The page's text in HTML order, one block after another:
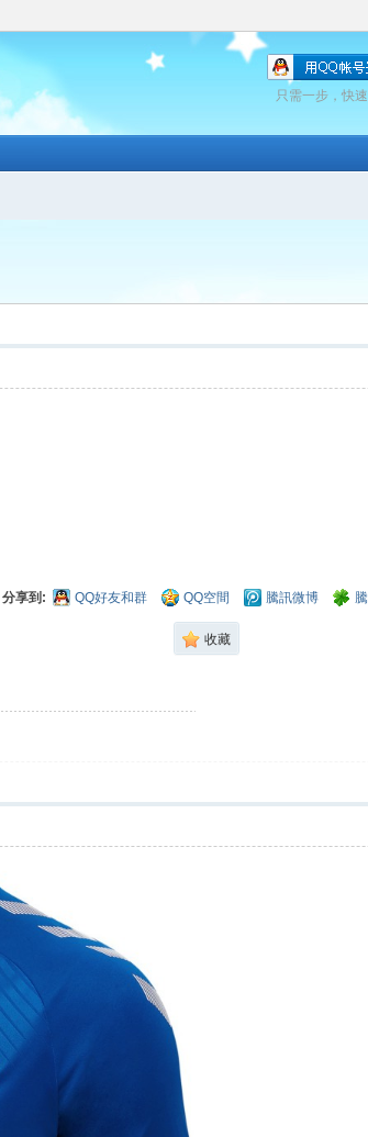
只需一步，快
分享到: QQ好友和群 QQ空間 騰訊微博
收藏